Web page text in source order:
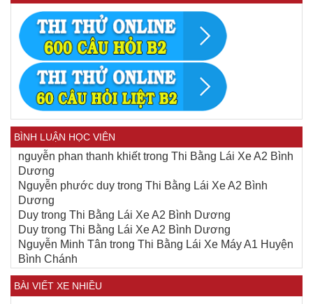
BÌNH LUẬN HỌC VIÊN
nguyễn phan thanh khiếttrong Thi Bằng Lái Xe A2 Bình
Dương
Nguyễn phước duy trong Thi Bằng Lái Xe A2 Bình
Dương
Duy trong Thi Bằng Lái Xe A2 Bình Dương
Duy trong Thi Bằng Lái Xe A2 Bình Dương
Nguyễn Minh Tân trong Thi Bằng Lái Xe Máy A1 Huyện
Bình Chánh
BÀI VIẾT XE NHIỀU